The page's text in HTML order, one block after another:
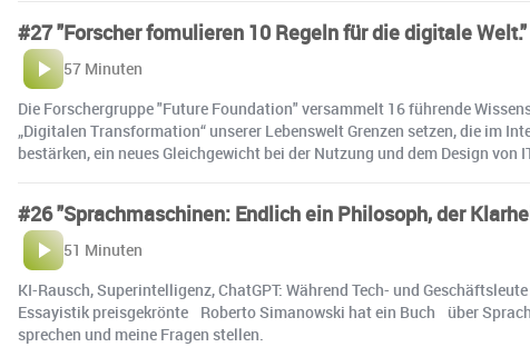
#27 "Forscher fomulieren 10 Regeln für die digitale
57 Minuten
Die Forschergruppe "Future Foundation" versammelt 16 führende
„Digitalen Transformation“ unserer Lebenswelt Grenzen setzen, die im
bestärken, ein neues Gleichgewicht bei der Nutzung und dem Design
#26 "Sprachmaschinen: Endlich ein Philosoph, der
51 Minuten
KI-Rausch, Superintelligenz, ChatGPT: Während Tech- und
Essayistik preisgekrönte Roberto Simanowski hat ein Buch über
sprechen und meine Fragen stellen.